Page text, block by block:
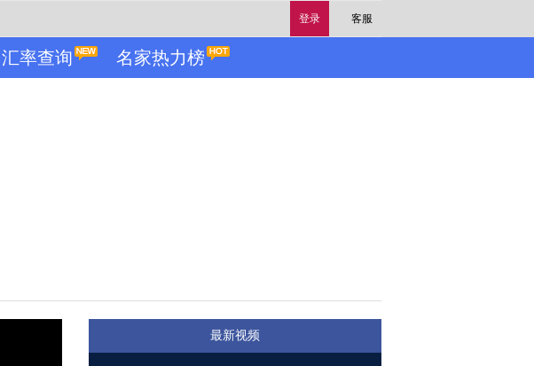
登录 客服
汇率查询 名家热力榜
最新视频